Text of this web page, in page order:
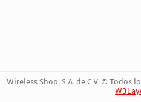
Convertidores y
Wireless Shop, S.A. de C.V. © Todos